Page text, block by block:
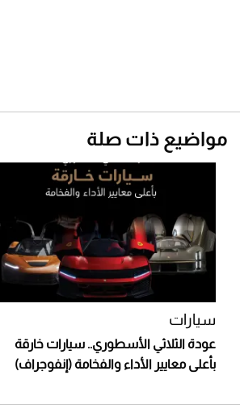
مواضيع ذات صلة
سيارات
عودة الثلاثي الأسطوري.. سيارات خارقة
بأعلى معايير الأداء والفخامة (إنفوجراف)